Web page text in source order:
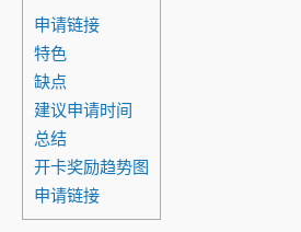
申请链接
特色
缺点
建议申请时间
总结
开卡奖励趋势图
申请链接